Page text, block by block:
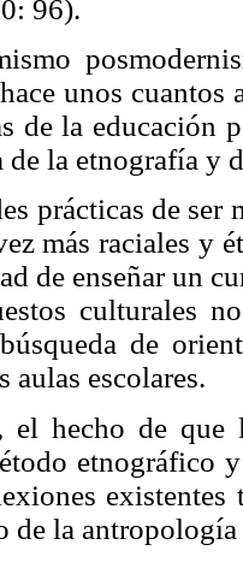
96).
unos
de la educación
de la etnografía y
prácticas de ser
más raciales y
de enseñar un
culturales
de
aulas escolares.
el hecho de que
etnográfico
de la